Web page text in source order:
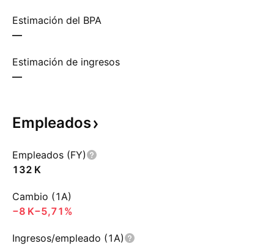
Estimación del BPA
—
Estimación de ingresos
—
Empleados
Empleados (FY)
‪132 K‬
Cambio (1A)
‪−8 K‬−5,71%
Ingresos/empleado (1A)